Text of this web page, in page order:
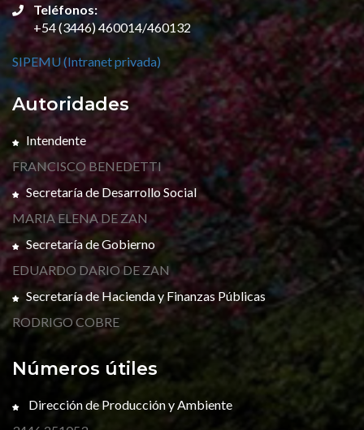
Teléfonos:
+54 (3446) 460014/460132
SIPEMU (Intranet privada)
Autoridades
Intendente
FRANCISCO BENEDETTI
Secretaría de Desarrollo Social
MARIA ELENA DE ZAN
Secretaría de Gobierno
EDUARDO DARIO DE ZAN
Secretaría de Hacienda y Finanzas Públicas
RODRIGO COBRE
Números útiles
Dirección de Producción y Ambiente